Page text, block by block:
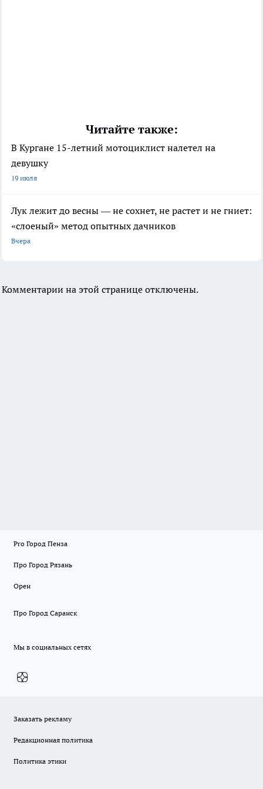
Читайте также:
В Кургане 15-летний мотоциклист налетел на
девушку
19 июля
Лук лежит до весны — не сохнет, не растет и не гниет:
«слоеный» метод опытных дачников
Вчера
Комментарии на этой странице отключены.
Pro Город Пенза
Про Город Рязань
Орен
Про Город Саранск
Мы в социальных сетях
Заказать рекламу
Редакционная политика
Политика этики